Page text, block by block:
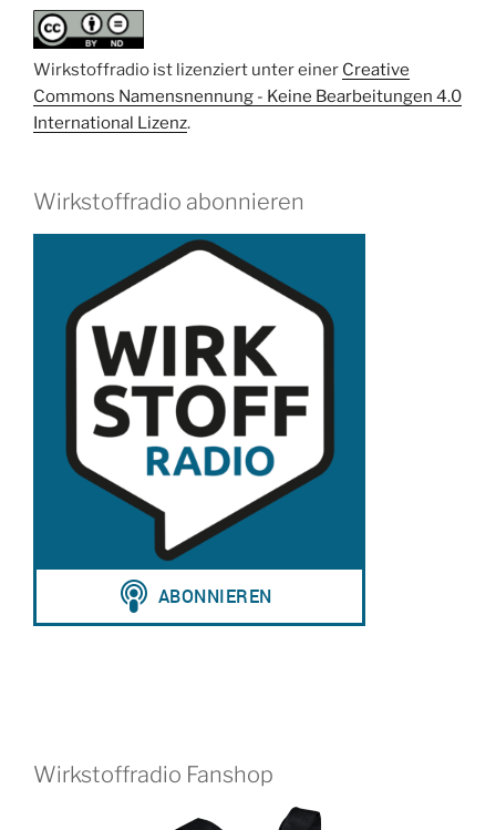
Wirkstoffradio ist lizenziert unter einer Creative
Commons Namensnennung - Keine Bearbeitungen 4.0
International Lizenz.
Wirkstoffradio abonnieren
Wirkstoffradio Fanshop